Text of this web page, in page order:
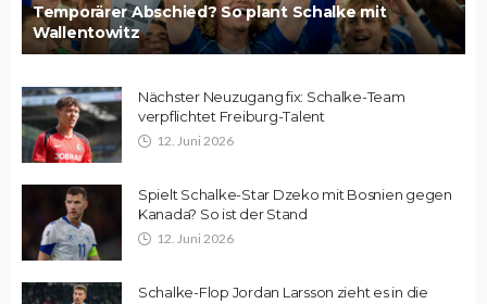
Temporärer Abschied? So plant Schalke mit
Wallentowitz
Nächster Neuzugang fix: Schalke-Team
verpflichtet Freiburg-Talent
12. Juni 2026
Spielt Schalke-Star Dzeko mit Bosnien gegen
Kanada? So ist der Stand
12. Juni 2026
Schalke-Flop Jordan Larsson zieht es in die